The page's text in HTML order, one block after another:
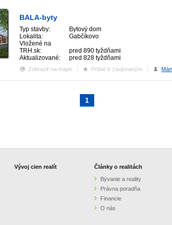
BALA-byty
Typ stavby:
Bytový dom
Lokalita:
Gabčíkovo
Vložené na
TRH.sk:
pred 890 tyždňami
Aktualizované:
pred 828 tyždňami
Zobraziť na mape Pridať k zaujímavým
1
Vývoj cien realít
Články o realitách
Bývanie a reality
Právna poradňa
Financie
O nás